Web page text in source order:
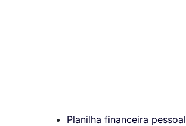
Planilha financeira pessoal